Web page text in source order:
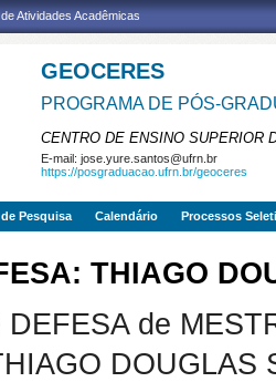
Atividades Acadêmicas
GEOCERES
PROGRAMA DE PÓS-
CENTRO DE ENSINO SUPERIOR
E-mail: jose.yure.santos@ufrn.br
https://posgraduacao.ufrn.br/geoceres
Pesquisa Calendário Processos
THIAGO
DEFESA de
DOUGLAS